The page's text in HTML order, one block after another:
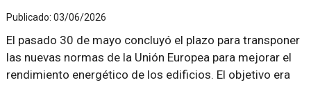
Publicado: 03/06/2026
El pasado 30 de mayo concluyó el plazo para transponer
las nuevas normas de la Unión Europea para mejorar el
rendimiento energético de los edificios. El objetivo era